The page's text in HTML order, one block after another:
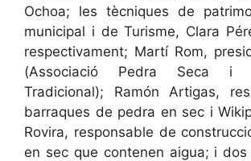
Ochoa; les tècniques de
municipal i de Turisme, Clara
respectivament; Martí Rom,
(Associació Pedra Seca i
Tradicional); Ramón Artigas,
barraques de pedra en sec i
Rovira, responsable de
en sec que contenen aigua; i